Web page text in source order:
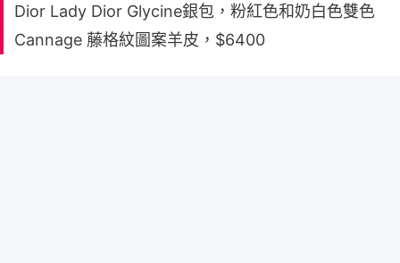
Dior Lady Dior Glycine銀包，粉紅色和奶白色雙色
Cannage 藤格紋圖案羊皮，$6400